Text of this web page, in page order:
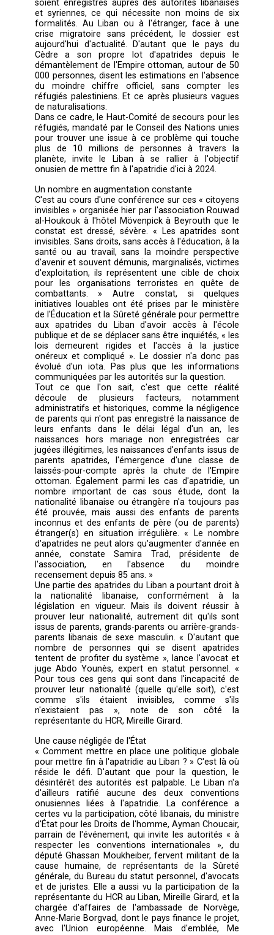
Après avoir été enfoui pendant plusieurs
dossier des apatrides refait surface
naissance en six ans au Liban de 120 000
Syriens environ, dont la grande majorité
enregistrée. Ces derniers ne sont
apatrides, ils ont une nation. Mais
reconnus comme syriens, encore faut-il
soient enregistrés auprès des autorités
et syriennes, ce qui nécessite non moins
formalités. Au Liban ou à l'étranger, face
crise migratoire sans précédent, le
aujourd'hui d'actualité. D'autant que le
Cèdre a son propre lot d'apatrides
démantèlement de l'Empire ottoman, autour
000 personnes, disent les estimations en
du moindre chiffre officiel, sans
réfugiés palestiniens. Et ce après plusieurs
de naturalisations.
Dans ce cadre, le Haut-Comité de secours
réfugiés, mandaté par le Conseil des Nations
pour trouver une issue à ce problème qui
plus de 10 millions de personnes à
planète, invite le Liban à se rallier à
onusien de mettre fin à l'apatridie d'ici à 2024.
Un nombre en augmentation constante
C'est au cours d'une conférence sur ces «
invisibles » organisée hier par l'association
al-Houkouk à l'hôtel Mövenpick à Beyrouth
constat est dressé, sévère. « Les
invisibles. Sans droits, sans accès à
santé ou au travail, sans la moindre
d'avenir et souvent démunis, marginalisés,
d'exploitation, ils représentent une cible de
pour les organisations terroristes en
combattants. » Autre constat, si
initiatives louables ont été prises par le
de l'Éducation et la Sûreté générale pour
aux apatrides du Liban d'avoir accès à
publique et de se déplacer sans être
lois demeurent rigides et l'accès à la
onéreux et compliqué ». Le dossier n'a
évolué d'un iota. Pas plus que les
communiquées par les autorités sur la
Tout ce que l'on sait, c'est que cette
découle de plusieurs facteurs,
administratifs et historiques, comme la
de parents qui n'ont pas enregistré la
leurs enfants dans le délai légal d'un
naissances hors mariage non
jugées illégitimes, les naissances d'enfants
parents apatrides, l'émergence d'une
laissés-pour-compte après la chute de
ottoman. Également parmi les cas
nombre important de cas sous étude,
nationalité libanaise ou étrangère n'a
été prouvée, mais aussi des enfants de
inconnus et des enfants de père (ou de
étranger(s) en situation irrégulière. « Le
d'apatrides ne peut alors qu'augmenter
année, constate Samira Trad,
l'association, en l'absence du
recensement depuis 85 ans. »
Une partie des apatrides du Liban a pourtant
la nationalité libanaise,
législation en vigueur. Mais ils doivent
prouver leur nationalité, autrement dit
issus de parents, grands-parents ou arrière-
parents libanais de sexe masculin. «
nombre de personnes qui se disent